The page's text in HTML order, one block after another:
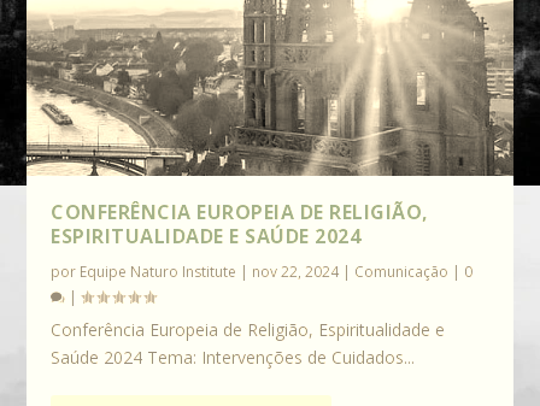
CONFERÊNCIA EUROPEIA DE RELIGIÃO,
ESPIRITUALIDADE E SAÚDE 2024
por Equipe Naturo Institute | nov 22, 2024| Comunicação | 0
|
Conferência Europeia de Religião, Espiritualidade e
Saúde 2024 Tema: Intervenções de Cuidados...